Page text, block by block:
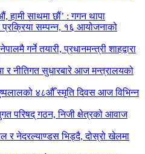
हामी साथमा छौं’ : गगन थापा
प्रक्रिया सम्पन्न, १६ आयोजनाको
गर्ने तयारी, प्रधानमन्त्री शाहद्वारा
र नीतिगत सुधारबारे आज मन्त्रालयको
४८औँ स्मृति दिवस आज विभिन्न
परिषद् गठन, निजी क्षेत्रको आवाज
र नेदरल्याण्डस भिड्दै, दोस्रो खेलमा